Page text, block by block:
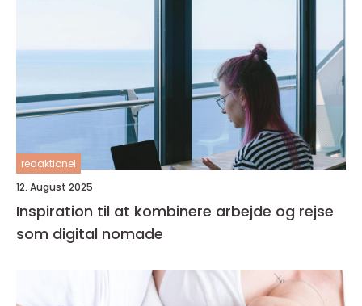
redaktionel
12. August 2025
Inspiration til at kombinere arbejde og rejse
som digital nomade